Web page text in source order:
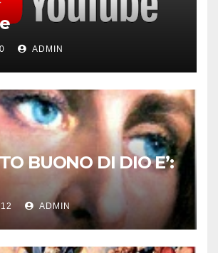
ADMIN
BUONO DI DIO E’:
ADMIN